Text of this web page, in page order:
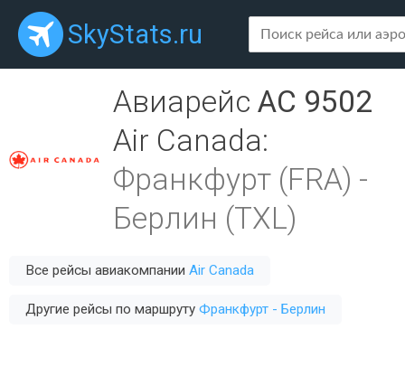
SkyStats.ru
Авиарейс AC 9502
Air Canada:
Франкфурт (FRA) -
Берлин (TXL)
Все рейсы авиакомпании Air Canada
Другие рейсы по маршруту Франкфурт - Берлин